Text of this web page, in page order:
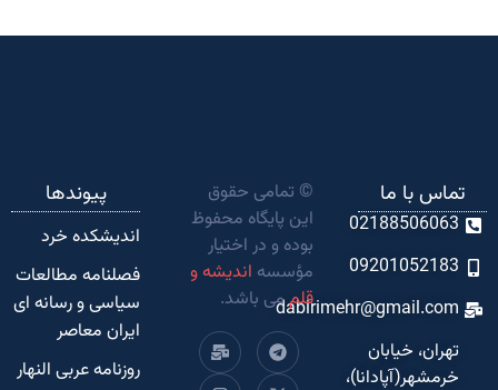
تماس با ما
02188506063
09201052183
dabirimehr@gmail.com
تهران، خیابان
خرمشهر(آپادانا)،
© تمامی حقوق
این پایگاه محفوظ
بوده و در اختیار
مؤسسه اندیشه و
قلممی باشد.
پیوندها
اندیشکده‌ خرد
فصلنامه مطالعات
سیاسی و رسانه ای
ایران معاصر
روزنامه عربی النهار